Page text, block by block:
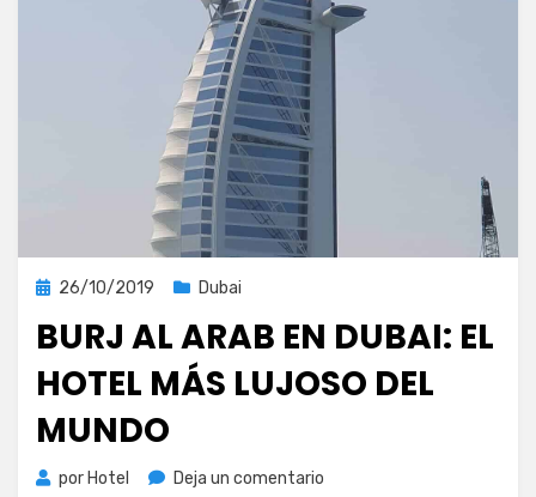
Publicada
26/10/2019 Dubai
BURJ AL ARAB EN DUBAI: EL
HOTEL MÁS LUJOSO DEL
MUNDO
por Hotel Deja un comentario